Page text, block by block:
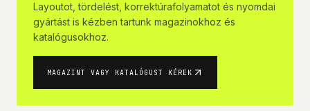
Layoutot, tördelést, korrektúrafolyamatot és nyomdai
gyártást is kézben tartunk magazinokhoz és
katalógusokhoz.
MAGAZINT VAGY KATALÓGUST KÉREK